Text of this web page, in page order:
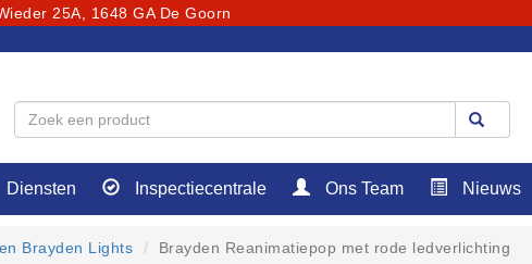
25A, 1648 GA De Goorn
Diensten Inspectiecentrale Ons Team Nieuws
Brayden Lights Brayden Reanimatiepop met rode ledverlichting